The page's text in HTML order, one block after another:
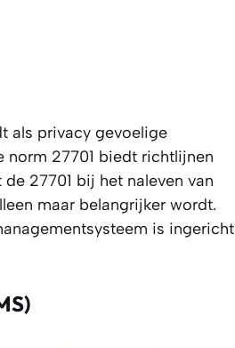
als privacy gevoelige
norm 27701 biedt richtlijnen
27701 bij het naleven van
maar belangrijker wordt.
is ingericht